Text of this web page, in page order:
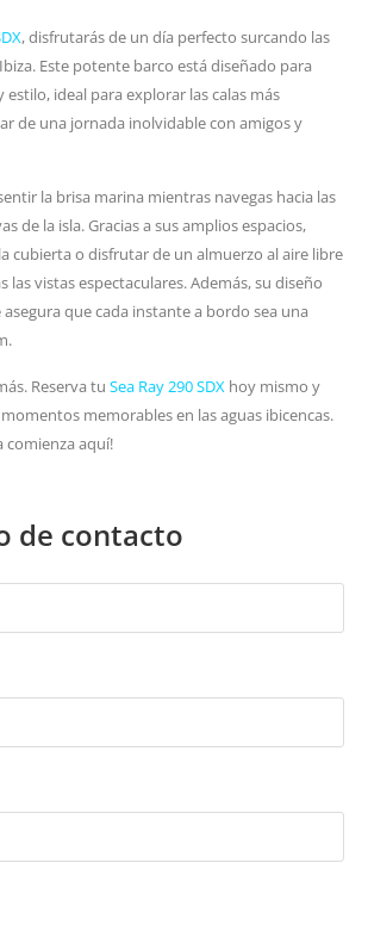
, disfrutarás de un día perfecto surcando las
Este potente barco está diseñado para
ideal para explorar las calas más
de una jornada inolvidable con amigos y
la brisa marina mientras navegas hacia las
de la isla. Gracias a sus amplios espacios,
cubierta o disfrutar de un almuerzo al aire libre
las vistas espectaculares. Además, su diseño
que cada instante a bordo sea una
Reserva tu Sea Ray 290 SDX hoy mismo y
memorables en las aguas ibicencas.
comienza aquí!
de contacto